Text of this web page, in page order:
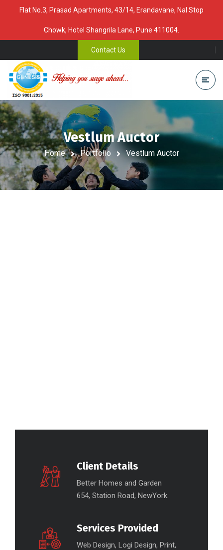
Flat No.3, Prasad Apartments, 43/14, Erandavane, Nal Stop
Chowk, Hotel Shangrila Lane, Pune 411004.
Contact Us
Vestlum Auctor
Home Portfolio Vestlum Auctor
Client Details
Better Homes and Garden
654, Station Road, NewYork.
Services Provided
Web Design, Logi Design, Print,